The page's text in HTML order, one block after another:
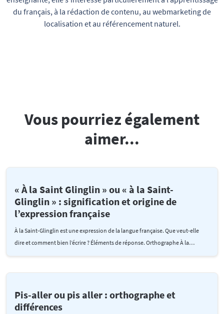
du français, à la rédaction de contenu, au webmarketing de
localisation et au référencement naturel.
Vous pourriez également
aimer...
« À la Saint Glinglin » ou « à la Saint-
Glinglin » : signification et origine de
l’expression française
À la Saint-Glinglin est une expression de la langue française. Que veut-elle
dire et comment bien l’écrire ? Éléments de réponse. Orthographe À la…
Pis-aller ou pis aller : orthographe et
différences